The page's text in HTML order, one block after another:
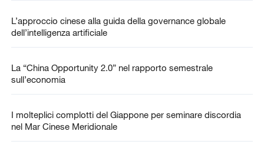
L’approccio cinese alla guida della governance globale
dell’intelligenza artificiale
La “China Opportunity 2.0” nel rapporto semestrale
sull’economia
I molteplici complotti del Giappone per seminare discordia
nel Mar Cinese Meridionale